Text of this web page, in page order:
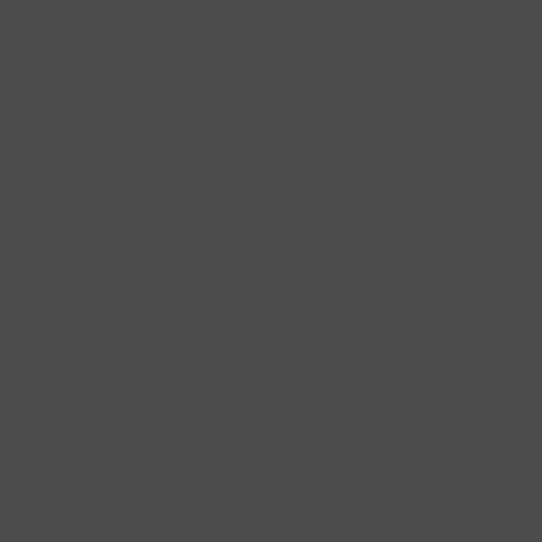
Blüten ausbildet. Eine helle, aber nicht pralle
enthalten bis zu zwölf Blüten und erscheinen